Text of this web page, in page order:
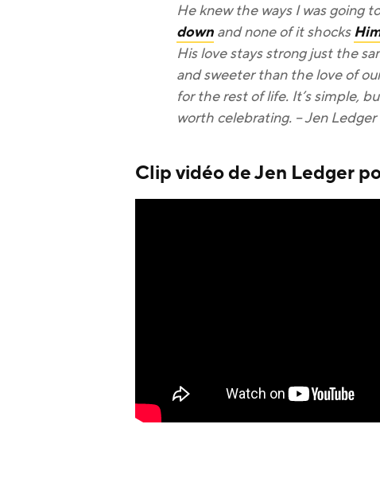
He knew the ways I was going
down and none of it shocks
His love stays strong just the
and sweeter than the love of
for the rest of life. It’s simple,
worth celebrating. – Jen Ledger
Clip vidéo de Jen Ledger